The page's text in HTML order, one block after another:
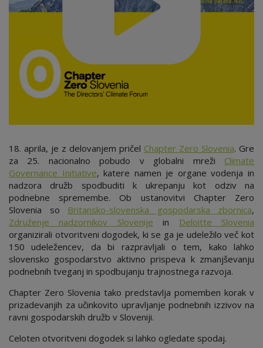
18. aprila, je z delovanjem pričel Chapter Zero Slovenia. Gre
za 25. nacionalno pobudo v globalni mreži Climate
Governance Initiative, katere namen je organe vodenja in
nadzora družb spodbuditi k ukrepanju kot odziv na
podnebne spremembe. Ob ustanovitvi Chapter Zero
Slovenia so Britansko-slovenska gospodarska zbornica,
Združenje nadzornikov Slovenije in
Deloitte Slovenia
organizirali otvoritveni dogodek, ki se ga je udeležilo več kot
150 udeležencev, da bi razpravljali o tem, kako lahko
slovensko gospodarstvo aktivno prispeva k zmanjševanju
podnebnih tveganj in spodbujanju trajnostnega razvoja.
Chapter Zero Slovenia tako predstavlja pomemben korak v
prizadevanjih za učinkovito upravljanje podnebnih izzivov na
ravni gospodarskih družb v Sloveniji.
Celoten otvoritveni dogodek si lahko ogledate spodaj.